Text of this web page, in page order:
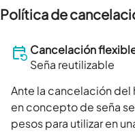
Política de
Cancelación
Seña reutilizable
Ante la cancelación
en concepto de seña
pesos para utilizar en